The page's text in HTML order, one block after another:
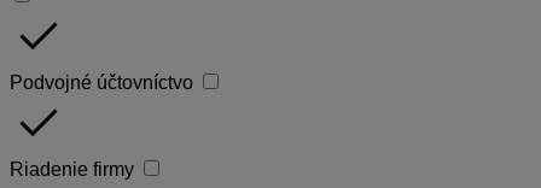
done
Podvojné účtovníctvo
done
Riadenie firmy